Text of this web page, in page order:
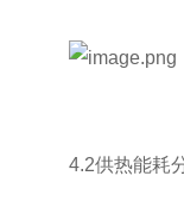
4.2供热能耗